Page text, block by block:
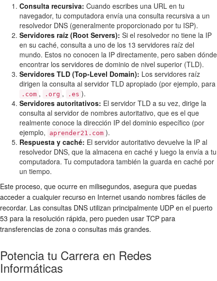
Consulta recursiva: Cuando escribes una URL en tu
navegador, tu computadora envía una consulta recursiva a un
resolvedor DNS (generalmente proporcionado por tu ISP).
Servidores raíz (Root Servers): Si el resolvedor no tiene la IP
en su caché, consulta a uno de los 13 servidores raíz del
mundo. Estos no conocen la IP directamente, pero saben dónde
encontrar los servidores de dominio de nivel superior (TLD).
Servidores TLD (Top-Level Domain): Los servidores raíz
dirigen la consulta al servidor TLD apropiado (por ejemplo, para
.com , .org , .es ).
Servidores autoritativos: El servidor TLD a su vez, dirige la
consulta al servidor de nombres autoritativo, que es el que
realmente conoce la dirección IP del dominio específico (por
ejemplo,
aprender21.com ).
Respuesta y caché: El servidor autoritativo devuelve la IP al
resolvedor DNS, que la almacena en caché y luego la envía a tu
computadora. Tu computadora también la guarda en caché por
un tiempo.
Este proceso, que ocurre en milisegundos, asegura que puedas
acceder a cualquier recurso en Internet usando nombres fáciles de
recordar. Las consultas DNS utilizan principalmente UDP en el puerto
53 para la resolución rápida, pero pueden usar TCP para
transferencias de zona o consultas más grandes.
Potencia tu Carrera en Redes
Informáticas